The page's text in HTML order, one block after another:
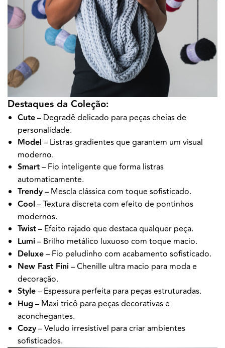
Destaques da Coleção:
Cute– Degradê delicado para peças cheias de
personalidade.
Model – Listras gradientes que garantem um visual
moderno.
Smart– Fio inteligente que forma listras
automaticamente.
Trendy– Mescla clássica com toque sofisticado.
Cool – Textura discreta com efeito de pontinhos
modernos.
Twist– Efeito rajado que destaca qualquer peça.
Lumi– Brilho metálico luxuoso com toque macio.
Deluxe– Fio peludinho com acabamento sofisticado.
New Fast Fini– Chenille ultra macio para moda e
decoração.
Style– Espessura perfeita para peças estruturadas.
Hug – Maxi tricô para peças decorativas e
aconchegantes.
Cozy– Veludo irresistível para criar ambientes
sofisticados.